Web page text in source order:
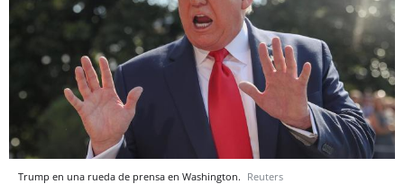
Trump en una rueda de prensa en Washington. Reuters